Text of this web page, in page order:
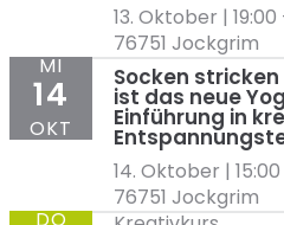
13. Oktober | 19:00
76751 Jockgrim
Socken
ist das neue
Einführung in
14. Oktober | 15:00
76751 Jockgrim
MI
14
OKT